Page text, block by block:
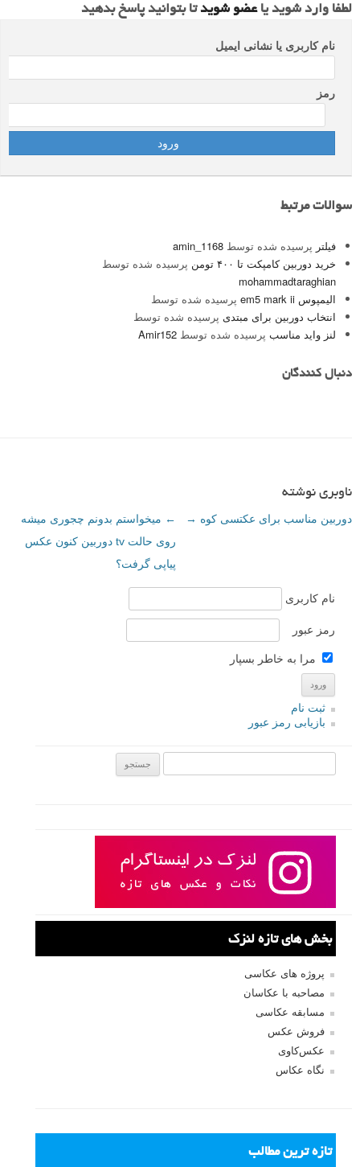
لطفا وارد شوید یاعضو شویدتا بتوانید پاسخ بدهید
نام کاربری یا نشانی ایمیل
رمز
سوالات مرتبط
فیلتر پرسیده شده توسط amin_1168
خرید دوربین کامپکت تا ۴۰۰ تومن
پرسیده شده توسط
mohammadtaraghian
الیمپوس em5 mark ii
پرسیده شده توسط
انتخاب دوربین برای مبتدی پرسیده شده توسط
لنز واید مناسب پرسیده شده توسط Amir152
دنبال کنندگان
ناوبری نوشته
← میخواستم بدونم چجوری میشه
روی حالت tv دوربین کنون عکس
پیاپی گرفت؟
دوربین مناسب برای عکتسی کوه →
نام کاربری
رمز عبور
مرا به خاطر بسپار
ثبت نام
بازیابی رمز عبور
بخش های تازه لنزک
پروژه های عکاسی
مصاحبه با عکاسان
مسابقه عکاسی
فروش عکس
عکس‌کاوی
نگاه عکاس
تازه ترین مطالب